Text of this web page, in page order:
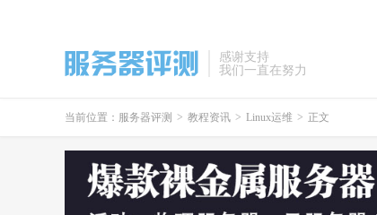
感谢支持
我们一直在努力
当前位置： 服务器评测 > 教程资讯 > Linux运维 > 正文